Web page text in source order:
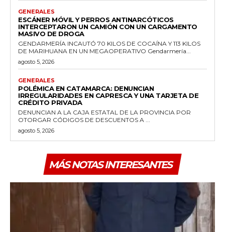
GENERALES
ESCÁNER MÓVIL Y PERROS ANTINARCÓTICOS
INTERCEPTARON UN CAMIÓN CON UN CARGAMENTO
MASIVO DE DROGA
GENDARMERÍA INCAUTÓ 70 KILOS DE COCAÍNA Y 113 KILOS
DE MARIHUANA EN UN MEGAOPERATIVO Gendarmería...
agosto 5, 2026
GENERALES
POLÉMICA EN CATAMARCA: DENUNCIAN
IRREGULARIDADES EN CAPRESCA Y UNA TARJETA DE
CRÉDITO PRIVADA
DENUNCIAN A LA CAJA ESTATAL DE LA PROVINCIA POR
OTORGAR CÓDIGOS DE DESCUENTOS A ...
agosto 5, 2026
MÁS NOTAS INTERESANTES